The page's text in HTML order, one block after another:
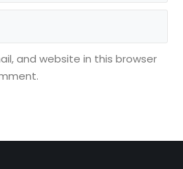
and website in this browser